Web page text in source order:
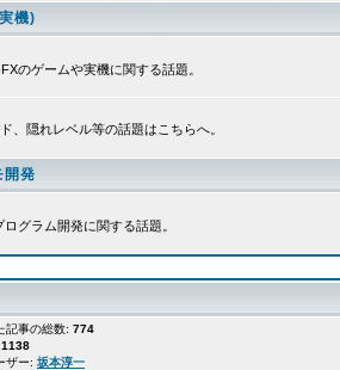
機)
のゲームや実機に関する話題。
、隠れレベル等の話題はこちらへ。
発
グラム開発に関する話題。
記事の総数: 774
1138
ザー: 坂本淳一